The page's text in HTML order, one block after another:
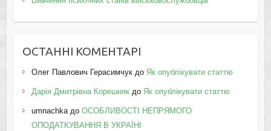
ОСТАННІ КОМЕНТАРІ
Олег Павлович Герасимчукдо Як опублікувати статтю
Дарія Дмитрівна Корешнякдо Як опублікувати статтю
umnachkaдо ОСОБЛИВОСТІ НЕПРЯМОГО
ОПОДАТКУВАННЯ В УКРАЇНІ